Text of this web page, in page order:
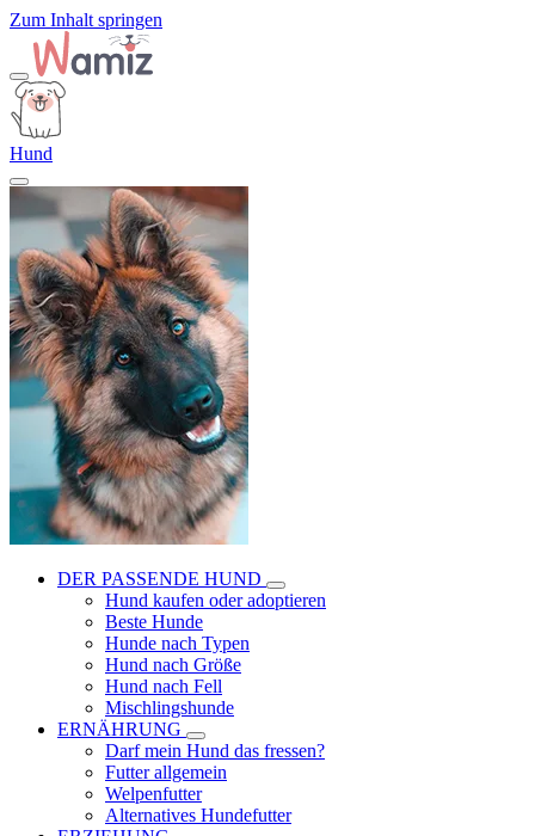
Zum Inhalt springen
Hund
DER PASSENDE HUND
Hund kaufen oder adoptieren
Beste Hunde
Hunde nach Typen
Hund nach Größe
Hund nach Fell
Mischlingshunde
ERNÄHRUNG
Darf mein Hund das fressen?
Futter allgemein
Welpenfutter
Alternatives Hundefutter